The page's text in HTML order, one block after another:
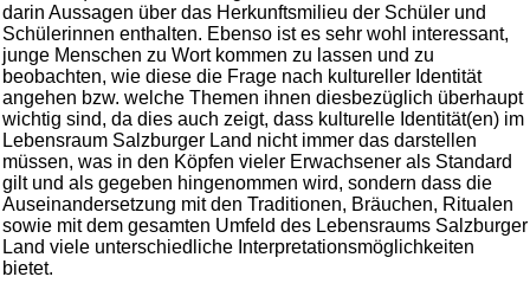
darin Aussagen über das Herkunftsmilieu der Schüler und
Schülerinnen enthalten. Ebenso ist es sehr wohl interessant,
junge Menschen zu Wort kommen zu lassen und zu
beobachten, wie diese die Frage nach kultureller Identität
angehen bzw. welche Themen ihnen diesbezüglich überhaupt
wichtig sind, da dies auch zeigt, dass kulturelle Identität(en) im
Lebensraum Salzburger Land nicht immer das darstellen
müssen, was in den Köpfen vieler Erwachsener als Standard
gilt und als gegeben hingenommen wird, sondern dass die
Auseinandersetzung mit den Traditionen, Bräuchen, Ritualen
sowie mit dem gesamten Umfeld des Lebensraums Salzburger
Land viele unterschiedliche Interpretationsmöglichkeiten
bietet.